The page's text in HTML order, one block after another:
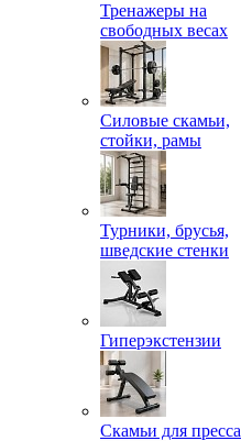
Тренажеры на
свободных весах
Силовые скамьи,
стойки, рамы
Турники, брусья,
шведские стенки
Гиперэкстензии
Скамьи для пресса